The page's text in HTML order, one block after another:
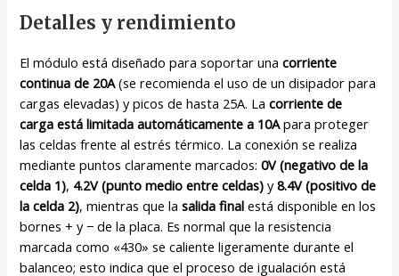
Detalles y rendimiento
El módulo está diseñado para soportar unacorriente
continua de 20A(se recomienda el uso de un disipador para
cargas elevadas) y picos de hasta 25A. Lacorriente de
carga está limitada automáticamente a 10Apara proteger
las celdas frente al estrés térmico. La conexión se realiza
mediante puntos claramente marcados:0V (negativo de la
celda 1), 4.2V (punto medio entre celdas) y8.4V (positivo de
la celda 2), mientras que lasalida final está disponible en los
bornes + y − de la placa. Es normal que la resistencia
marcada como «430» se caliente ligeramente durante el
balanceo; esto indica que el proceso de igualación está